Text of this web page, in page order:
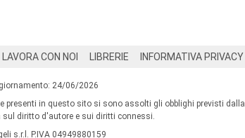
LAVORA CON NOI LIBRERIE INFORMATIVA PRIVACY
24/06/2026
presenti in questo sito si sono assolti gli obblighi previsti dalla
sul diritto d'autore e sui diritti connessi.
s.r.l. P.IVA 04949880159